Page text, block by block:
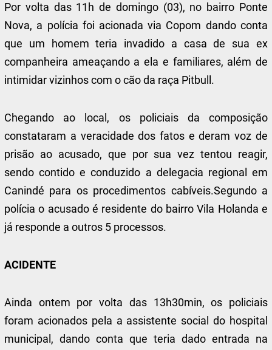
Por volta das 11h de domingo (03), no bairro Ponte
Nova, a polícia foi acionada via Copom dando conta
que um homem teria invadido a casa de sua ex
companheira ameaçando a ela e familiares, além de
intimidar vizinhos com o cão da raça Pitbull.
Chegando ao local, os policiais da composição
constataram a veracidade dos fatos e deram voz de
prisão ao acusado, que por sua vez tentou reagir,
sendo contido e conduzido a delegacia regional em
Canindé para os procedimentos cabíveis.Segundo a
polícia o acusado é residente do bairro Vila Holanda e
já responde a outros 5 processos.
ACIDENTE
Ainda ontem por volta das 13h30min, os policiais
foram acionados pela a assistente social do hospital
municipal, dando conta que teria dado entrada na